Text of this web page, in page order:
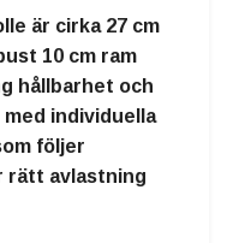
är cirka 27 cm
10 cm ram
hållbarhet och
individuella
följer
rätt avlastning